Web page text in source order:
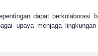
dapat berkolaborasi
upaya menjaga